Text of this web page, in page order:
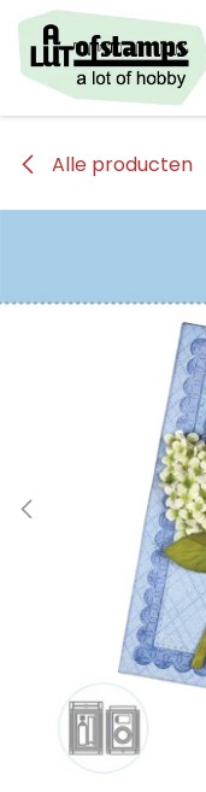
Overslaan naar inhoud
Alle producten